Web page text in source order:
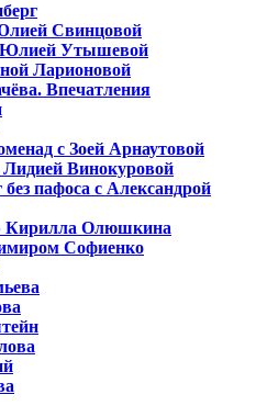
Свинцовой
Юлией Утышевой
Ларионовой
Впечатления
с Зоей Арнаутовой
Винокуровой
пафоса с Александрой
Кирилла Олюшкина
Софиенко